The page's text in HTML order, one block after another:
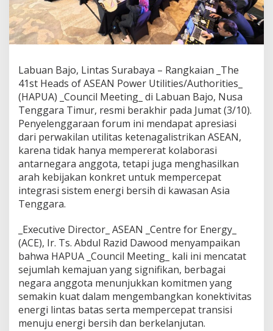
n
c
a
s
a
,
H
A
P
U
A
C
o
u
n
c
M
e
t
i
n
g
k
e
-
Labuan Bajo, Lintas Surabaya – Rangkaian _The
41st Heads of ASEAN Power Utilities/Authorities_
(HAPUA) _Council Meeting_ di Labuan Bajo, Nusa
Tenggara Timur, resmi berakhir pada Jumat (3/10).
Penyelenggaraan forum ini mendapat apresiasi
dari perwakilan utilitas ketenagalistrikan ASEAN,
karena tidak hanya mempererat kolaborasi
antarnegara anggota, tetapi juga menghasilkan
arah kebijakan konkret untuk mempercepat
integrasi sistem energi bersih di kawasan Asia
Tenggara.
_Executive Director_ ASEAN _Centre for Energy_
(ACE), Ir. Ts. Abdul Razid Dawood menyampaikan
bahwa HAPUA _Council Meeting_ kali ini mencatat
sejumlah kemajuan yang signifikan, berbagai
negara anggota menunjukkan komitmen yang
semakin kuat dalam mengembangkan konektivitas
energi lintas batas serta mempercepat transisi
menuju energi bersih dan berkelanjutan.